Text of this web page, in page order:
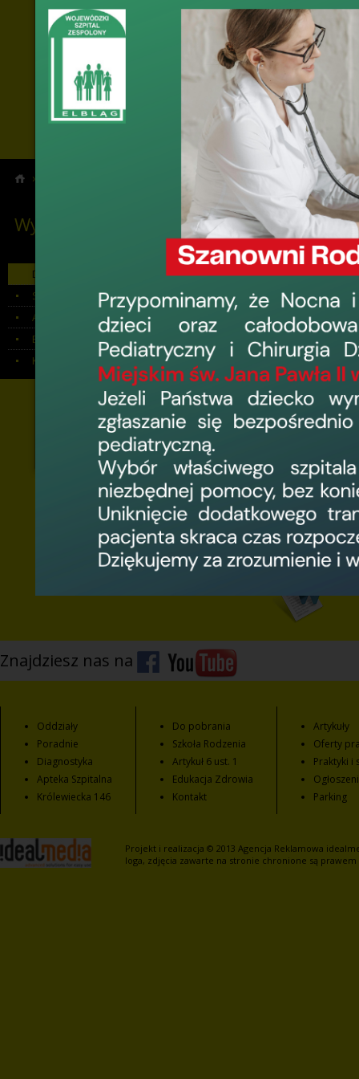
›
Wybrane działy
Do pobrania
Szkoła Rodzenia
Artykuł 6 ust. 1
Edukacja Zdrowia
Kontakt
Do pobrania
Załączone
w
Znajdziesz nas na
Oddziały
Poradnie
Diagnostyka
Apteka Szpitalna
Królewiecka 146
Do pobrania
Szkoła Rodzenia
Artykuł 6 ust. 1
Edukacja Zdrowia
Kontakt
Artykuły
Oferty
Praktyki i
Parking
Projekt i realizacja © 2013 Agencja Reklamowa
loga, zdjęcia zawarte na stronie chronione są